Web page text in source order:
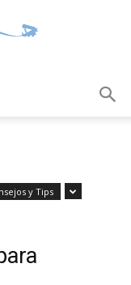
y Tips